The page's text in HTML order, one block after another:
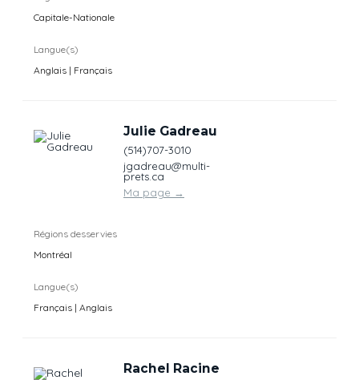
Capitale-Nationale
Langue(s)
Anglais | Français
Julie Gadreau
(514)707-3010
jgadreau@multi-
prets.ca
Ma page →
Régions desservies
Montréal
Langue(s)
Français | Anglais
Rachel Racine